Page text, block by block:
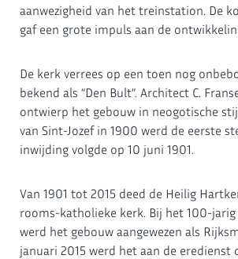
aanwezigheid van het treinstation. De
gaf een grote impuls aan de
De kerk verrees op een toen nog
bekend als “Den Bult”. Architect C.
ontwierp het gebouw in neogotische
van Sint-Jozef in 1900 werd de eerste
inwijding volgde op 10 juni 1901.
Van 1901 tot 2015 deed de Heilig
rooms-katholieke kerk. Bij het 100-jarig
werd het gebouw aangewezen als
januari 2015 werd het aan de eredienst